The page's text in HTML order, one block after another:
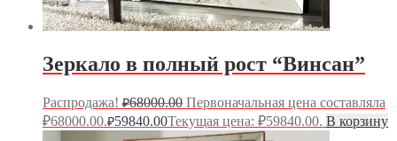
Зеркало в полный рост “Винсан”
Распродажа! ₽68000.00 Первоначальная цена составляла
₽68000.00.₽59840.00Текущая цена: ₽59840.00. В корзину